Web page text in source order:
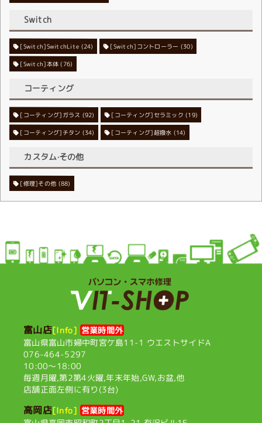
Switch
[Switch]SwitchLite (24) [Switch]コントローラー (30)
[Switch]本体 (76)
コーティング
[コーティング]ガラス (92) [コーティング]セラミック (19)
[コーティング]チタン (34) [コーティング]超撥水 (14)
カスタム·その他
[修理]その他 (88)
富山店[Info] 営業時間外
富山県富山市婦中町宮ケ島11-1 ウエストサイドA
076-464-5297
10:00〜18:00
毎週月曜,第2第4火曜,年末年始,GW,お盆,他
店舗正面左側に有り(3台)
高岡店[Info] 営業時間外